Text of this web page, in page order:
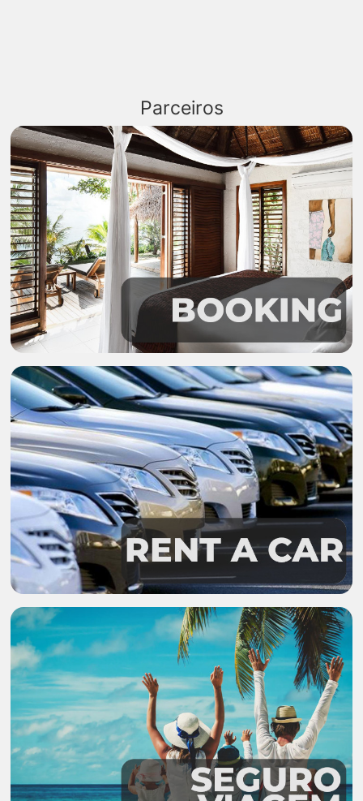
Parceiros